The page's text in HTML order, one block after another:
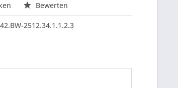
Bewerten
2512.34.1.1.2.3